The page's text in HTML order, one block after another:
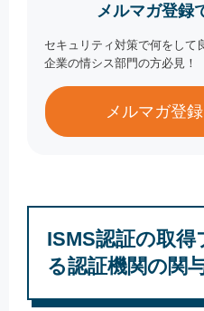
メルマガ登録
セキュリティ対策で何をして
企業の情シス部門の方必見！
メルマガ登
ISMS認証の取
る認証機関の関